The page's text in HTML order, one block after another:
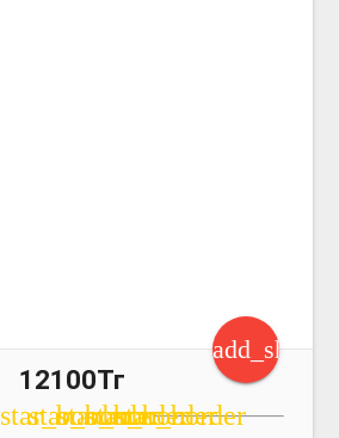
12100Тг
star_border
star_border
star_border
star_border
star_border